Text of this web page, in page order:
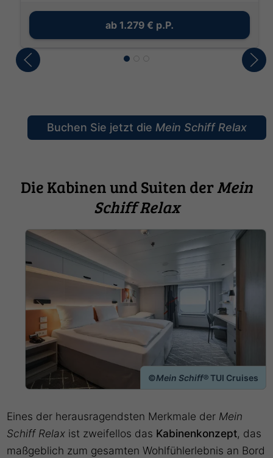
ab 1.279 € p.P.
Buchen Sie jetzt die Mein Schiff Relax
Die Kabinen und Suiten derMein
Schiff Relax
©Mein Schiff®TUI Cruises
Eines der herausragendsten Merkmale der Mein
Schiff Relax ist zweifellos das Kabinenkonzept, das
maßgeblich zum gesamten Wohlfühlerlebnis an Bord